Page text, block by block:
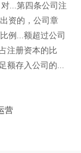
...第四条公司注
资的，公司章
例...额超过公司
注册资本的比
额存入公司的...
营